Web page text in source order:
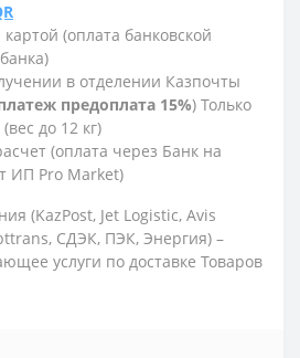
(оплата банковской
в отделении Казпочты
предоплата 15%) Только
до 12 кг)
(оплата через Банк на
ИП Pro Market)
(KazPost, Jet Logistic, Avis
СДЭК, ПЭК, Энергия) –
услуги по доставке Товаров